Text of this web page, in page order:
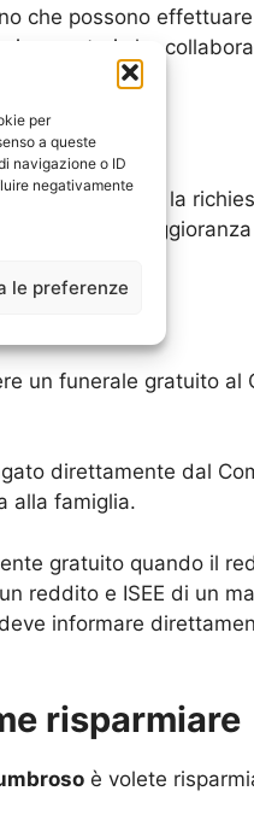
per
a queste
navigazione o ID
negativamente
le preferenze
che possono
crematori che
euro. Di media la
la
un funerale gratuito al
direttamente dal
alla famiglia.
gratuito quando il
reddito e ISEE di un
informare
risparmiare
è volete